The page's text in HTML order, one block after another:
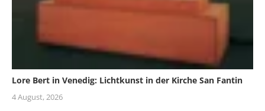
Lore Bert in Venedig: Lichtkunst in der Kirche San Fantin
4 August, 2026